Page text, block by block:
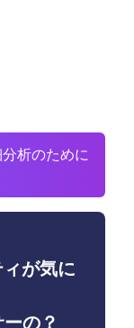
析のために
が気に
の？